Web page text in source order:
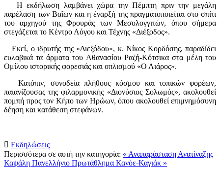
Η εκδήλωση λαμβάνει χώρα την Πέμπτη πριν την μεγάλη
παρέλαση των Βαΐων και η έναρξή της πραγματοποιείται στο σπίτι
του αρχηγού της Φρουράς των Μεσολογγιτών, όπου σήμερα
στεγάζεται το Κέντρο Λόγου και Τέχνης «Διέξοδος».
Εκεί, ο ιδρυτής της «Διεξόδου», κ. Νίκος Κορδόσης, παραδίδει
ευλαβικά τα άρματα του Αθανασίου Ραζή-Κότσικα στα μέλη του
Ομίλου ιστορικής φορεσιάς και οπλισμού «Ο Λιάρος».
Κατόπιν, συνοδεία πλήθους κόσμου και τοπικών φορέων,
παιανίζουσας της φιλαρμονικής «Διονύσιος Σολωμός», ακολουθεί
πομπή προς τον Κήπο των Ηρώων, όπου ακολουθεί επιμνημόσυνη
δέηση και κατάθεση στεφάνων.
 Εκδηλώσεις
Περισσότερα σε αυτή την κατηγορία: « Αναπαράσταση Ανατίναξης
Καψάλη Πανελλήνιο Πρωτάθλημα Κανόε-Καγιάκ »